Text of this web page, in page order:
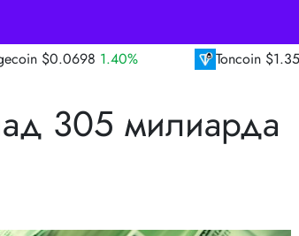
Toncoin $1.35 TRON
305 милиарда